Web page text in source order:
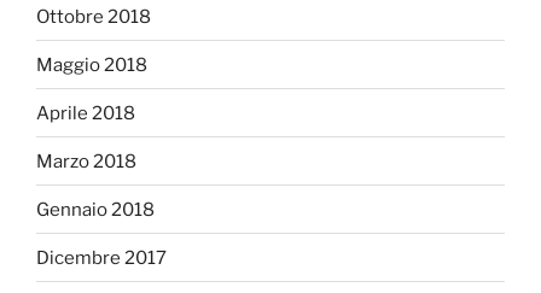
Ottobre 2018
Maggio 2018
Aprile 2018
Marzo 2018
Gennaio 2018
Dicembre 2017